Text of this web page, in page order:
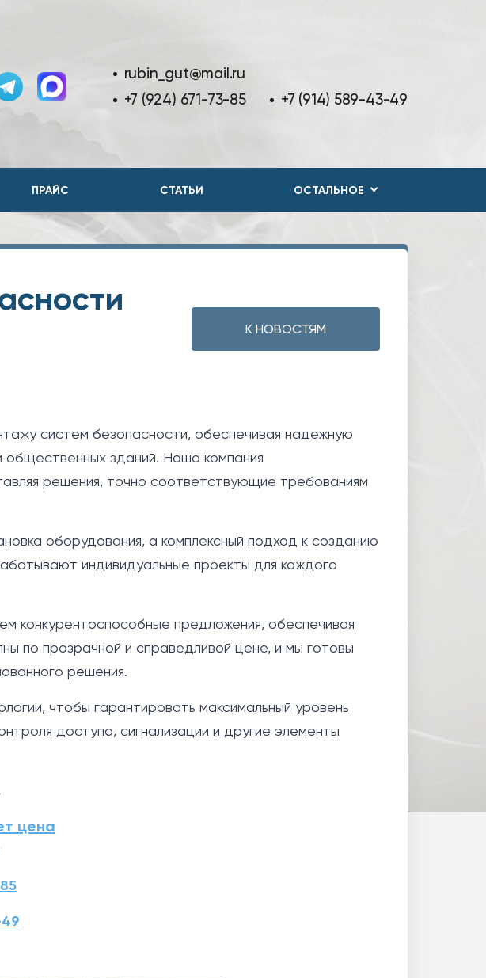
rubin_gut@mail.ru
+7 (924) 671-73-85
+7 (914) 589-43-49
ПРАЙС СТАТЬИ ОСТАЛЬНОЕ
К НОВОСТЯМ
систем безопасности, обеспечивая надежную
зданий. Наша компания
решения, точно соответствующие требованиям
оборудования, а комплексный подход к созданию
индивидуальные проекты для каждого
конкурентоспособные предложения, обеспечивая
по прозрачной и справедливой цене, и мы готовы
решения.
чтобы гарантировать максимальный уровень
доступа, сигнализации и другие элементы
цена